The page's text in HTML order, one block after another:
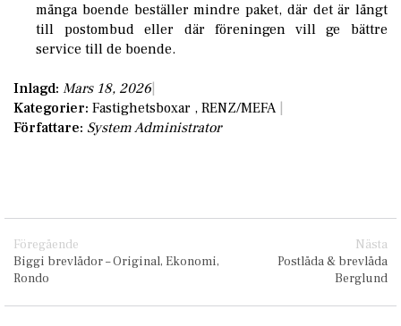
många boende beställer mindre paket, där det är långt
till postombud eller där föreningen vill ge bättre
service till de boende.
Inlagd: Mars 18, 2026
Kategorier: Fastighetsboxar , RENZ/MEFA
Författare: System Administrator
Föregående
Biggi brevlådor – Original, Ekonomi,
Rondo
Nästa
Postlåda & brevlåda
Berglund